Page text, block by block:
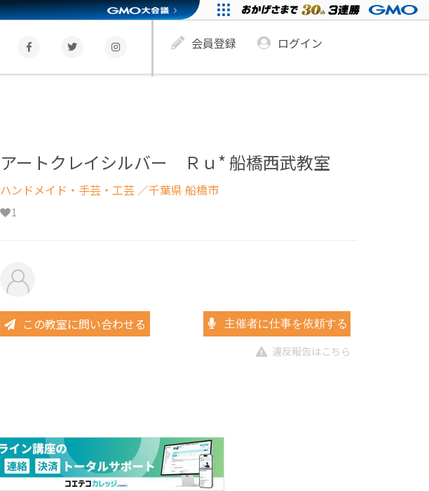
会員登録 ログイン
アートクレイシルバー Ｒｕ* 船橋西武教室
ハンドメイド・手芸・工芸 ／千葉県 船橋市
1
この教室に問い合わせる 主催者に仕事を依頼する
違反報告はこちら